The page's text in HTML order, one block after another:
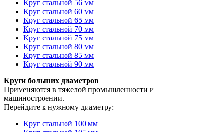
Круг стальной 56 мм
Круг стальной 60 мм
Круг стальной 65 мм
Круг стальной 70 мм
Круг стальной 75 мм
Круг стальной 80 мм
Круг стальной 85 мм
Круг стальной 90 мм
Круги больших диаметров
Применяются в тяжелой промышленности и
машиностроении.
Перейдите к нужному диаметру:
Круг стальной 100 мм